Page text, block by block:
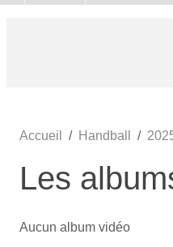
Accueil Handball
Les
Aucun album vidéo